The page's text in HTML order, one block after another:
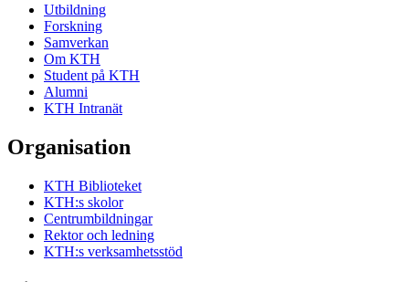
Utbildning
Forskning
Samverkan
Om KTH
Student på KTH
Alumni
KTH Intranät
Organisation
KTH Biblioteket
KTH:s skolor
Centrumbildningar
Rektor och ledning
KTH:s verksamhetsstöd